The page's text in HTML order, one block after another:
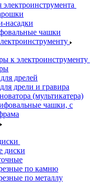
электроинструмента
насадки
чашки
к электроинструменту
дрелей
дрели и гравира
(мультикатера)
чашки, с
диски
по камню
по металлу